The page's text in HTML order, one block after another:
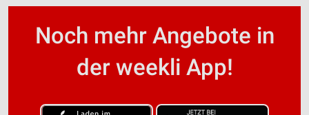
Noch mehr Angebote in
der weekli App!